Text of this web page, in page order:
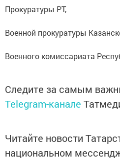
Прокуратуры РТ,
Военной прокуратуры
Военного комиссариата
Следите за самым
Telegram-канале
Читайте новости
национальном